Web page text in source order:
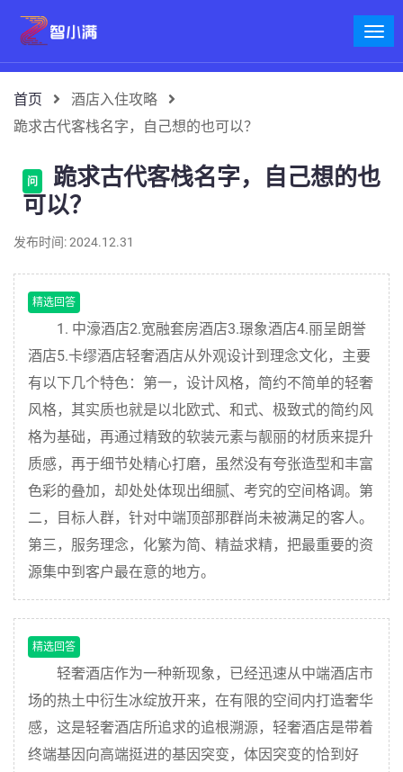
首页
酒店入住攻略
跪求古代客栈名字，自己想的也可以？
问
跪求古代客栈名字，自己想的也
可以？
发布时间: 2024.12.31
精选回答
1. 中濠酒店2.宽融套房酒店3.璟象酒店4.丽呈朗誉
酒店5.卡缪酒店轻奢酒店从外观设计到理念文化，主要
有以下几个特色：第一，设计风格，简约不简单的轻奢
风格，其实质也就是以北欧式、和式、极致式的简约风
格为基础，再通过精致的软装元素与靓丽的材质来提升
质感，再于细节处精心打磨，虽然没有夸张造型和丰富
色彩的叠加，却处处体现出细腻、考究的空间格调。第
二，目标人群，针对中端顶部那群尚未被满足的客人。
第三，服务理念，化繁为简、精益求精，把最重要的资
源集中到客户最在意的地方。
精选回答
轻奢酒店作为一种新现象，已经迅速从中端酒店市
场的热土中衍生冰绽放开来，在有限的空间内打造奢华
感，这是轻奢酒店所追求的追根溯源，轻奢酒店是带着
终端基因向高端挺进的基因突变，体因突变的恰到好